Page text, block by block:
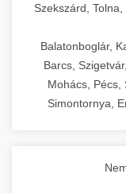
Szekszárd,
Balatonboglár,
Barcs,
Mohács, Pécs,
Simontornya,